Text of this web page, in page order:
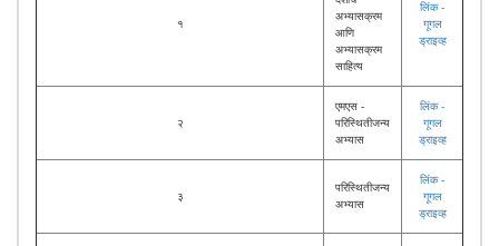
१
अभ्यासक्रम
आणि
अभ्यासक्रम
साहित्य
लिंक -
गूगल
ड्राइव्ह
२
एमएस -
परिस्थितीजन्य
अभ्यास
लिंक -
गूगल
ड्राइव्ह
३
परिस्थितीजन्य
अभ्यास
लिंक -
गूगल
ड्राइव्ह